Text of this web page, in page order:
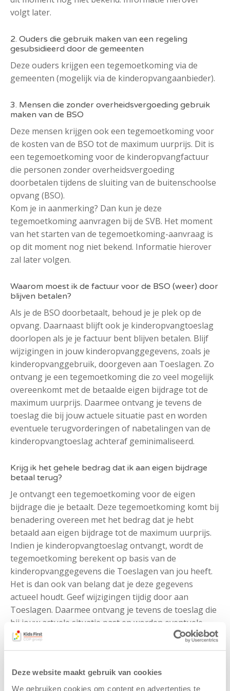
Deze website maakt gebruik van cookies
We gebruiken cookies om content en advertenties te
volgt later.
2. Ouders die gebruik maken van een regeling
gesubsidieerd door de gemeenten
Deze ouders krijgen een tegemoetkoming via de
gemeenten (mogelijk via de kinderopvangaanbieder).
3. Mensen die zonder overheidsvergoeding gebruik
maken van de BSO
Deze mensen krijgen ook een tegemoetkoming voor
de kosten van de BSO tot de maximum uurprijs. Dit is
een tegemoetkoming voor de kinderopvangfactuur
die personen zonder overheidsvergoeding
doorbetalen tijdens de sluiting van de buitenschoolse
opvang (BSO).
Kom je in aanmerking? Dan kun je deze
tegemoetkoming aanvragen bij de SVB. Het moment
van het starten van de tegemoetkoming-aanvraag is
op dit moment nog niet bekend. Informatie hierover
zal later volgen.
Waarom moest ik de factuur voor de BSO (weer) door
blijven betalen?
Als je de BSO doorbetaalt, behoud je je plek op de
opvang. Daarnaast blijft ook je kinderopvangtoeslag
doorlopen als je je factuur bent blijven betalen. Blijf
wijzigingen in jouw kinderopvanggegevens, zoals je
kinderopvanggebruik, doorgeven aan Toeslagen. Zo
ontvang je een tegemoetkoming die zo veel mogelijk
overeenkomt met de betaalde eigen bijdrage tot de
maximum uurprijs. Daarmee ontvang je tevens de
toeslag die bij jouw actuele situatie past en worden
eventuele terugvorderingen of nabetalingen van de
kinderopvangtoeslag achteraf geminimaliseerd.
Krijg ik het gehele bedrag dat ik aan eigen bijdrage
betaal terug?
Je ontvangt een tegemoetkoming voor de eigen
bijdrage die je betaalt. Deze tegemoetkoming komt bij
benadering overeen met het bedrag dat je hebt
betaald aan eigen bijdrage tot de maximum uurprijs.
Indien je kinderopvangtoeslag ontvangt, wordt de
tegemoetkoming berekent op basis van de
kinderopvanggegevens die Toeslagen van jou heeft.
Het is dan ook van belang dat je deze gegevens
actueel houdt. Geef wijzigingen tijdig door aan
Toeslagen. Daarmee ontvang je tevens de toeslag die
bij jouw actuele situatie past en worden eventuele
terugvorderingen of nabetalingen van de
kinderopvangtoeslag achteraf geminimaliseerd.
Wanneer krijg ik mijn eigen bijdrage terug? En wat
moet ik daarvoor doen?